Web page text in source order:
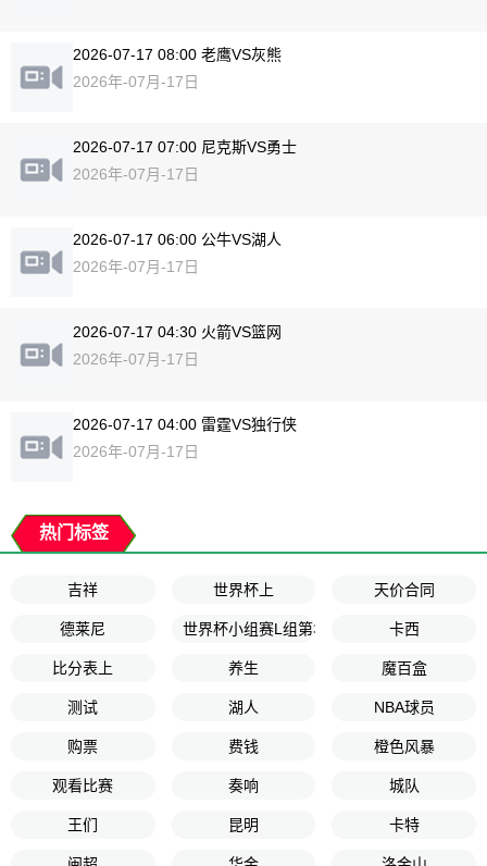
2026-07-17 08:00 老鹰VS灰熊
2026年-07月-17日
2026-07-17 07:00 尼克斯VS勇士
2026年-07月-17日
2026-07-17 06:00 公牛VS湖人
2026年-07月-17日
2026-07-17 04:30 火箭VS篮网
2026年-07月-17日
2026-07-17 04:00 雷霆VS独行侠
2026年-07月-17日
热门标签
吉祥 世界杯上 天价合同
德莱尼 世界杯小组赛L组第3轮 卡西
比分表上 养生 魔百盒
测试 湖人 NBA球员
购票 费钱 橙色风暴
观看比赛 奏响 城队
王们 昆明 卡特